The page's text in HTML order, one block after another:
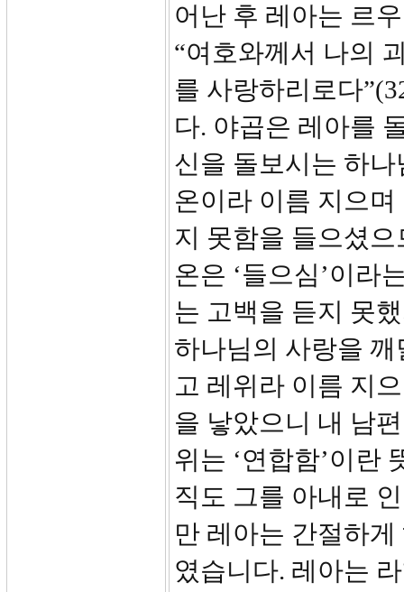
어난 후 레아는 르
“여호와께서 나의
를 사랑하리로다
다. 야곱은 레아를
신을 돌보시는 하
온이라 이름 지으
지 못함을 들으셨
온은 ‘들으심’이라
는 고백을 듣지 못
하나님의 사랑을
고 레위라 이름 지
을 낳았으니 내 남
위는 ‘연합함’이란
직도 그를 아내로
만 레아는 간절하
였습니다. 레아는